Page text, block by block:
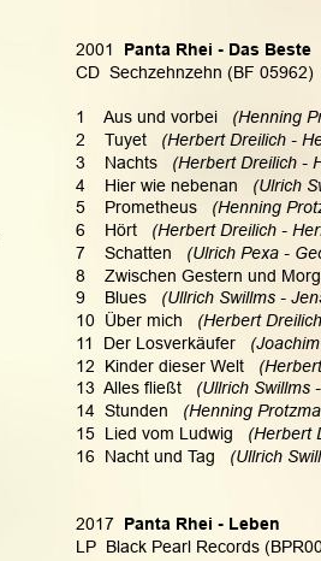
2001
  Panta Rhei - Das Beste
CD  Sechzehnzehn (BF 05962)
1    Aus und vorbei (Henning
2    Tuyet
(Herbert Dreilich -
3    Nachts (Herbert Dreilich -
4    Hier wie nebenan
(Ulrich
5    Prometheus
(Henning
6    Hört
(Herbert Dreilich -
7    Schatten
(Ulrich Pexa -
8    Zwischen Gestern und
9    Blues
(Ullrich Swillms -
10  Über mich (Herbert
11  Der Losverkäufer
12  Kinder dieser Welt
13  Alles fließt
(Ullrich Swillms
14  Stunden (Henning
15  Lied vom Ludwig (Herbert
16  Nacht und Tag (Ullrich
2017
  Panta Rhei - Leben
LP  Black Pearl Records